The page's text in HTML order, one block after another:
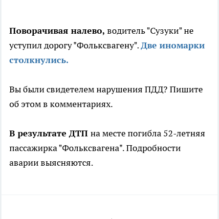
Поворачивая налево, водитель "Сузуки" не
уступил дорогу "Фольксвагену".Две иномарки
столкнулись.
Вы были свидетелем нарушения ПДД? Пишите
об этом в комментариях.
В результате ДТП на месте погибла 52-летняя
пассажирка "Фольксвагена". Подробности
аварии выясняются.